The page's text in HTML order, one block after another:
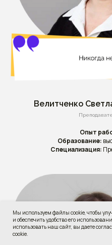
Велитченко
Опыт
Образование:
Специализация:
Мы используем файлы cookie, чтобы
и обеспечить удобство его
использовать наш сайт, вы даете
cookie.